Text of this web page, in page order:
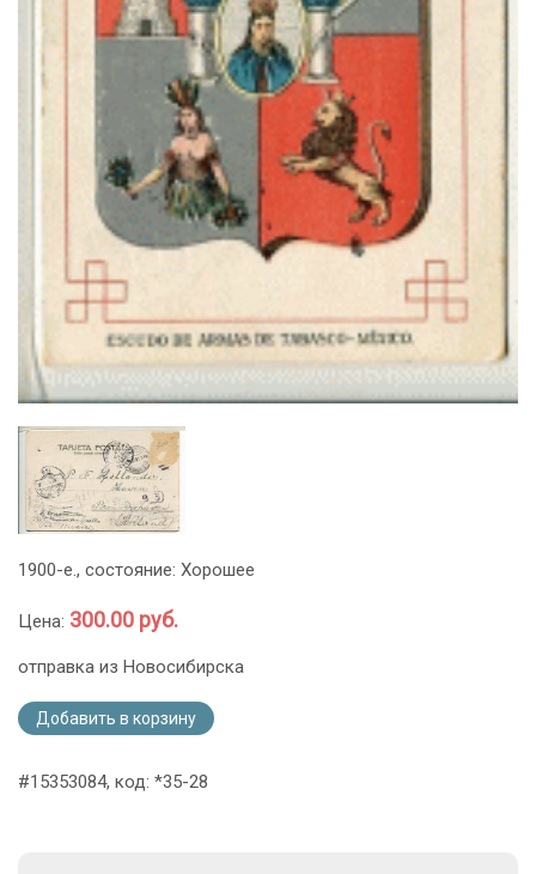
1900-е., состояние: Хорошее
Цена: 300.00 руб.
отправка из Новосибирска
Добавить в корзину
#15353084, код: *35-28